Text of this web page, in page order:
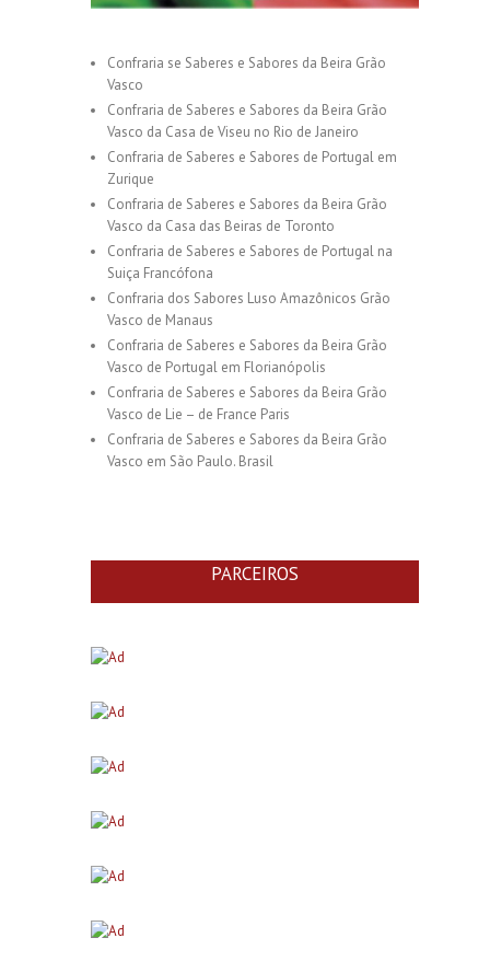
Confraria se Saberes e Sabores da Beira Grão
Vasco
Confraria de Saberes e Sabores da Beira Grão
Vasco da Casa de Viseu no Rio de Janeiro
Confraria de Saberes e Sabores de Portugal em
Zurique
Confraria de Saberes e Sabores da Beira Grão
Vasco da Casa das Beiras de Toronto
Confraria de Saberes e Sabores de Portugal na
Suiça Francófona
Confraria dos Sabores Luso Amazônicos Grão
Vasco de Manaus
Confraria de Saberes e Sabores da Beira Grão
Vasco de Portugal em Florianópolis
Confraria de Saberes e Sabores da Beira Grão
Vasco de Lie – de France Paris
Confraria de Saberes e Sabores da Beira Grão
Vasco em São Paulo. Brasil
PARCEIROS